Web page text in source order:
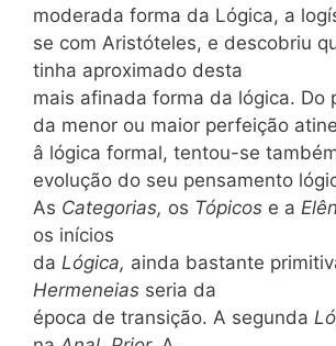
moderada forma da Lógica, a
se com Aristóteles, e descobriu
tinha aproximado desta
mais afinada forma da lógica. Do
da menor ou maior perfeição
â lógica formal, tentou-se
evolução do seu pensamento
As Categorias, os Tópicos e a
os inícios
da Lógica, ainda bastante
Hermeneias seria da
época de transição. A segunda